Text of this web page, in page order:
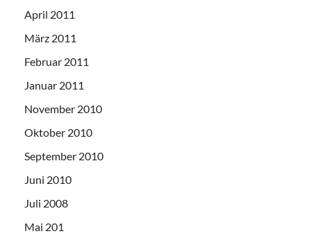
April 2011
März 2011
Februar 2011
Januar 2011
November 2010
Oktober 2010
September 2010
Juni 2010
Juli 2008
Mai 201